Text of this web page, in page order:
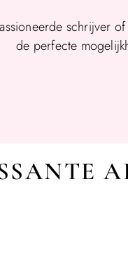
schrijver
de perfecte